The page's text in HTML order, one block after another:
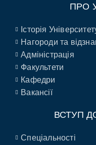
ПРО
Історія
Нагороди та
Адміністрація
Факультети
Кафедри
Вакансії
ВСТУП
Спеціальності